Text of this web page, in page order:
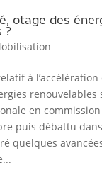
otage des
?
à l’accélération
renouvelables
en
puis débattu dans
quelques